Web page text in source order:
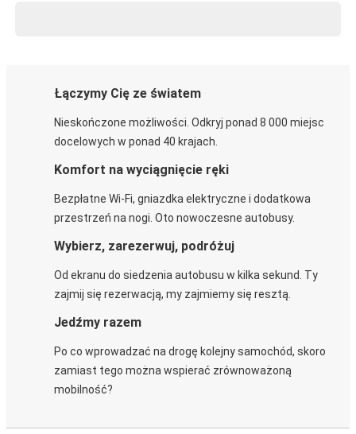
Łączymy Cię ze światem
Nieskończone możliwości. Odkryj ponad 8 000 miejsc
docelowych w ponad 40 krajach.
Komfort na wyciągnięcie ręki
Bezpłatne Wi-Fi, gniazdka elektryczne i dodatkowa
przestrzeń na nogi. Oto nowoczesne autobusy.
Wybierz, zarezerwuj, podróżuj
Od ekranu do siedzenia autobusu w kilka sekund. Ty
zajmij się rezerwacją, my zajmiemy się resztą.
Jedźmy razem
Po co wprowadzać na drogę kolejny samochód, skoro
zamiast tego można wspierać zrównoważoną
mobilność?